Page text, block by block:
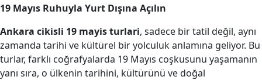
19 Mayıs Ruhuyla Yurt Dışına Açılın
Ankara cikisli 19 mayis turlari, sadece bir tatil değil, aynı
zamanda tarihi ve kültürel bir yolculuk anlamına geliyor. Bu
turlar, farklı coğrafyalarda 19 Mayıs coşkusunu yaşamanın
yanı sıra, o ülkenin tarihini, kültürünü ve doğal